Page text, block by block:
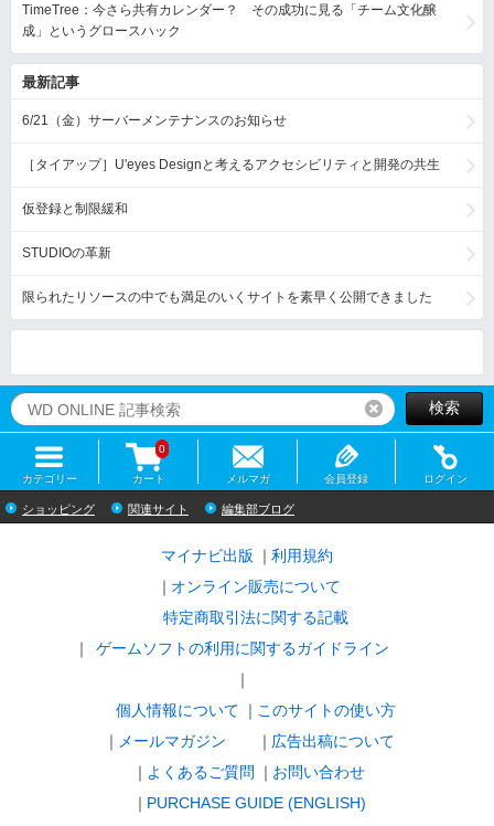
TimeTree：今さら共有カレンダー？ その成功に見る「チーム文化醸
成」というグロースハック
最新記事
6/21（金）サーバーメンテナンスのお知らせ
［タイアップ］U'eyes Designと考えるアクセシビリティと開発の共生
仮登録と制限緩和
STUDIOの革新
限られたリソースの中でも満足のいくサイトを素早く公開できました
リセット検索
カテゴリー カート
0
メルマガ 会員登録 ログイン
ショッピング 関連サイト 編集部ブログ
マイナビ出版
利用規約
オンライン販売について
特定商取引法に関する記載
ゲームソフトの利用に関するガイドライン
｜
個人情報について
このサイトの使い方
メールマガジン
広告出稿について
よくあるご質問
お問い合わせ
PURCHASE GUIDE (ENGLISH)